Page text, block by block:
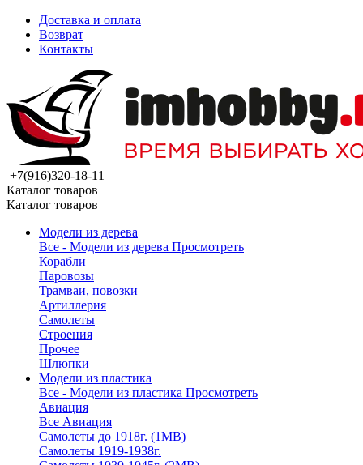
Доставка и оплата
Возврат
Контакты
+7(916)320-18-11
Каталог товаров
Каталог товаров
Модели из дерева
Все - Модели из дерева Просмотреть
Корабли
Паровозы
Трамваи, повозки
Артиллерия
Самолеты
Строения
Прочее
Шлюпки
Модели из пластика
Все - Модели из пластика Просмотреть
Авиация
Все Авиация
Самолеты до 1918г. (1МВ)
Самолеты 1919-1938г.